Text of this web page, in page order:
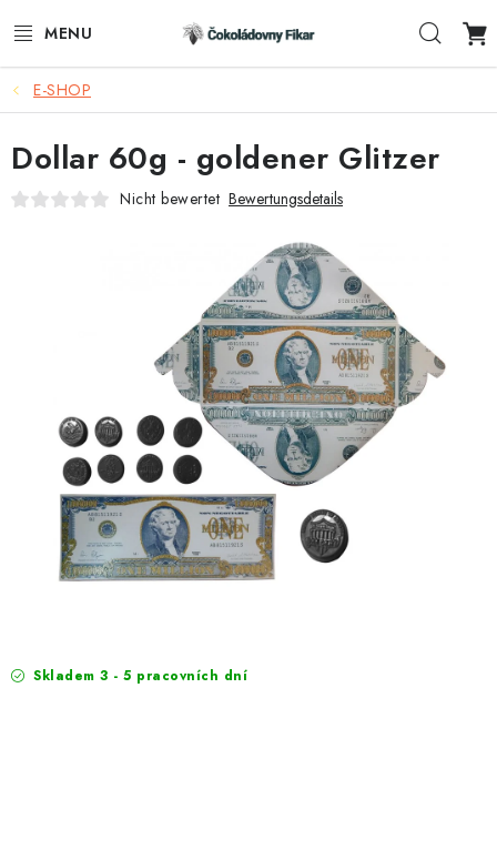
Inhalt
E-SHOP
WERBEARTIKEL
INFORMACE
FUNKČNÍ ČOKOLÁDA
EXKURZE
Jak nakupovat Geschäftsbedingungen
Reklamace
E-SHOP
Skladem 3 - 5 pracovních dní
Dollar 60g - goldener Glitzer
Nicht bewertet Bewertungsdetails